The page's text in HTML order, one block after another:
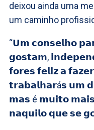
deixou ainda uma
um caminho
“𝗨𝗺 𝗰𝗼𝗻𝘀𝗲𝗹𝗵𝗼
𝗴𝗼𝘀𝘁𝗮𝗺,
𝗳𝗼𝗿𝗲𝘀 𝗳𝗲𝗹𝗶𝘇 𝗮
𝘁𝗿𝗮𝗯𝗮𝗹𝗵𝗮𝗿á𝘀 𝘂𝗺
𝗺𝗮𝘀 é 𝗺𝘂𝗶𝘁𝗼 𝗺𝗮𝗶𝘀
𝗻𝗮𝗾𝘂𝗶𝗹𝗼 𝗾𝘂𝗲 𝘀𝗲